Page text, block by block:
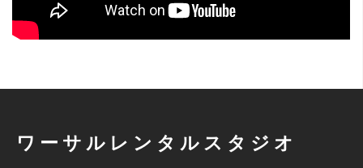
ワーサルレンタルスタジオ